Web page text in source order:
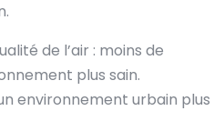
de l’air : moins de
plus sain.
environnement urbain plus